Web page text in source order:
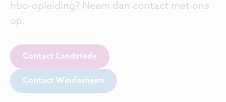
hbo-opleiding? Neem dan contact met ons
op.
Contact Landstede
Contact Windesheim